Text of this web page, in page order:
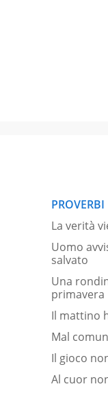
PROVERBI
La verità
Uomo
salvato
Una
primavera
Il mattino
Mal
Il gioco
Al cuor